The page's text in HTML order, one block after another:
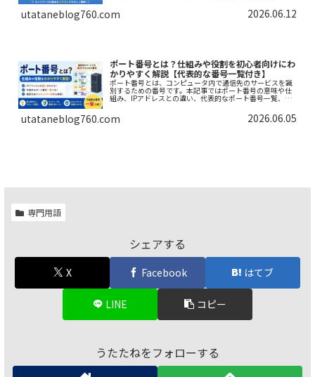
utataneblog760.com 2026.06.12
ポート番号とは？仕組みや役割を初心者向けにわ
かりやすく解説【代表的な番号一覧付き】
ポート番号とは、コンピュータ内で通信先のサービスを識
別するための番号です。本記事ではポート番号の意味や仕
組み、IPアドレスとの違い、代表的なポート番号一覧、確
認方法、セキュリティ対策まで初心者向けにわかりやすく
utataneblog760.com 2026.06.05
専門用語
シェアする
X Facebook はてブ
LINE コピー
うたたねをフォローする